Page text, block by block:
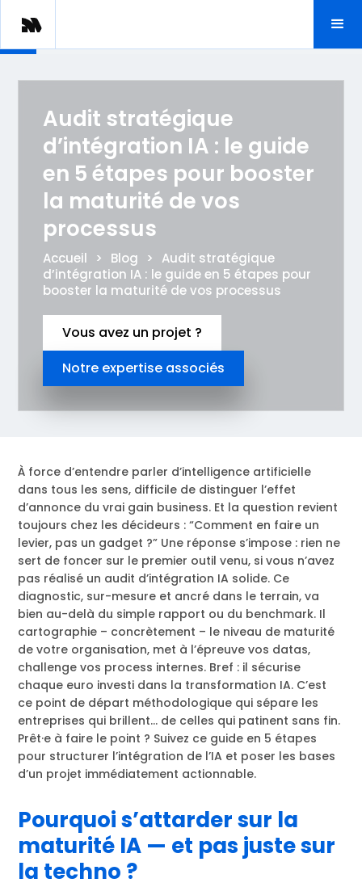
Audit stratégique
d’intégration IA : le guide
en 5 étapes pour booster
la maturité de vos
processus
Accueil > Blog >
Audit stratégique
d’intégration IA : le guide en 5 étapes pour
booster la maturité de vos processus
Vous avez un projet ?
Notre expertise associés
À force d’entendre parler d’intelligence artificielle
dans tous les sens, difficile de distinguer l’effet
d’annonce du vrai gain business. Et la question revient
toujours chez les décideurs : “Comment en faire un
levier, pas un gadget ?” Une réponse s’impose : rien ne
sert de foncer sur le premier outil venu, si vous n’avez
pas réalisé un audit d’intégration IA solide. Ce
diagnostic, sur-mesure et ancré dans le terrain, va
bien au-delà du simple rapport ou du benchmark. Il
cartographie – concrètement – le niveau de maturité
de votre organisation, met à l’épreuve vos datas,
challenge vos process internes. Bref : il sécurise
chaque euro investi dans la transformation IA. C’est
ce point de départ méthodologique qui sépare les
entreprises qui brillent… de celles qui patinent sans fin.
Prêt·e à faire le point ? Suivez ce guide en 5 étapes
pour structurer l’intégration de l’IA et poser les bases
d’un projet immédiatement actionnable.
Pourquoi s’attarder sur la
maturité IA — et pas juste sur
la techno ?